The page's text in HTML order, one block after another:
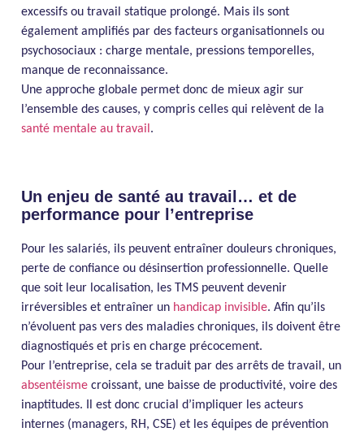
excessifs ou travail statique prolongé. Mais ils sont
également amplifiés par des facteurs organisationnels ou
psychosociaux : charge mentale, pressions temporelles,
manque de reconnaissance.
Une approche globale permet donc de mieux agir sur
l’ensemble des causes, y compris celles qui relèvent de la
santé mentale au travail .
Un enjeu de santé au travail… et de
performance pour l’entreprise
Pour les salariés, ils peuvent entraîner douleurs chroniques,
perte de confiance ou désinsertion professionnelle. Quelle
que soit leur localisation, les TMS peuvent devenir
irréversibles et entraîner un handicap invisible. Afin qu’ils
n’évoluent pas vers des maladies chroniques, ils doivent être
diagnostiqués et pris en charge précocement.
Pour l’entreprise, cela se traduit par des arrêts de travail, un
absentéisme croissant, une baisse de productivité, voire des
inaptitudes. Il est donc crucial d’impliquer les acteurs
internes (managers, RH, CSE) et les équipes de prévention